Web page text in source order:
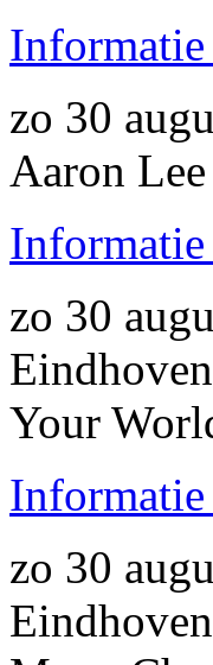
zo 30
Aaron
zo 30
Eindhoven
Your
zo 30
Eindhoven